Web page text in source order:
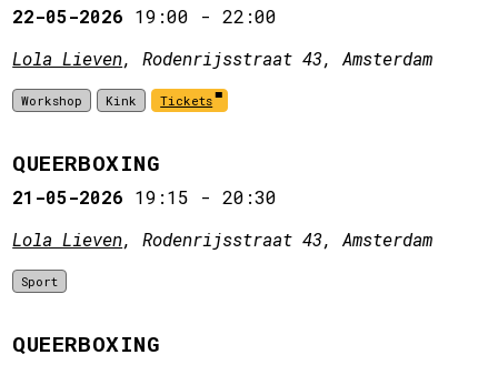
22-05-2026 19:00 -22:00
Lola Lieven, Rodenrijsstraat 43, Amsterdam
Workshop Kink Tickets
QUEERBOXING
21-05-2026 19:15 -20:30
Lola Lieven, Rodenrijsstraat 43, Amsterdam
Sport
QUEERBOXING